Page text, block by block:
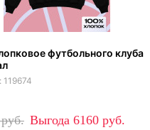
футбольного клуба
119674
6160